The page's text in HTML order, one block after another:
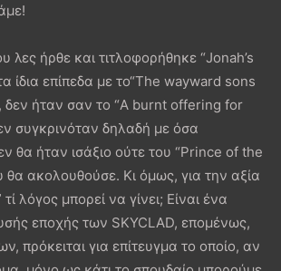
λες ήρθε και τιτλοφορήθηκε “Jonah’s
ίδια επίπεδα με το“The wayward sons
δεν ήταν σαν το “A burnt offering for
συγκρινόταν δηλαδή με όσα
θα ήταν ισάξιο ούτε του “Prince of the
ακολουθούσε. Κι όμως, για την αξία
λόγος μπορεί να γίνει; Είναι ένα
εποχής των SKYCLAD, επομένως,
πρόκειται για επίτευγμα το οποίο, αν